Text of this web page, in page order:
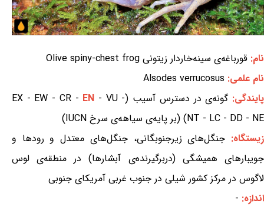
نام: قورباغه‌ی سینه‌خاردار زیتونی Olive spiny-chest frog
نام علمی: Alsodes verrucosus
پایندگی:گونه‌ی در دسترس آسیب (EX - EW - CR - EN - VU -
NT - LC - DD - NE) (بر پایه‌ی سیاهه‌ی سرخ IUCN)
زیستگاه: جنگل‌های زیرجنوبگانی، جنگل‌های معتدل و رودها و
جویبارهای همیشگی (دربرگیرنده‌ی آبشارها) در منطقه‌ی لوس
لاگوس در مرکز کشور شیلی در جنوب غربی آمریکای جنوبی
اندازه: -